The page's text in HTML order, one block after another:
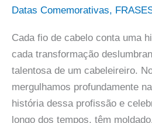
Datas Comemorativas,
Cada fio de cabelo conta uma
cada transformação
talentosa de um cabeleireiro.
mergulhamos profundamente
história dessa profissão e
longo dos tempos, têm